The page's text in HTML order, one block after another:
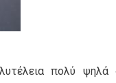
πολύ ψηλά